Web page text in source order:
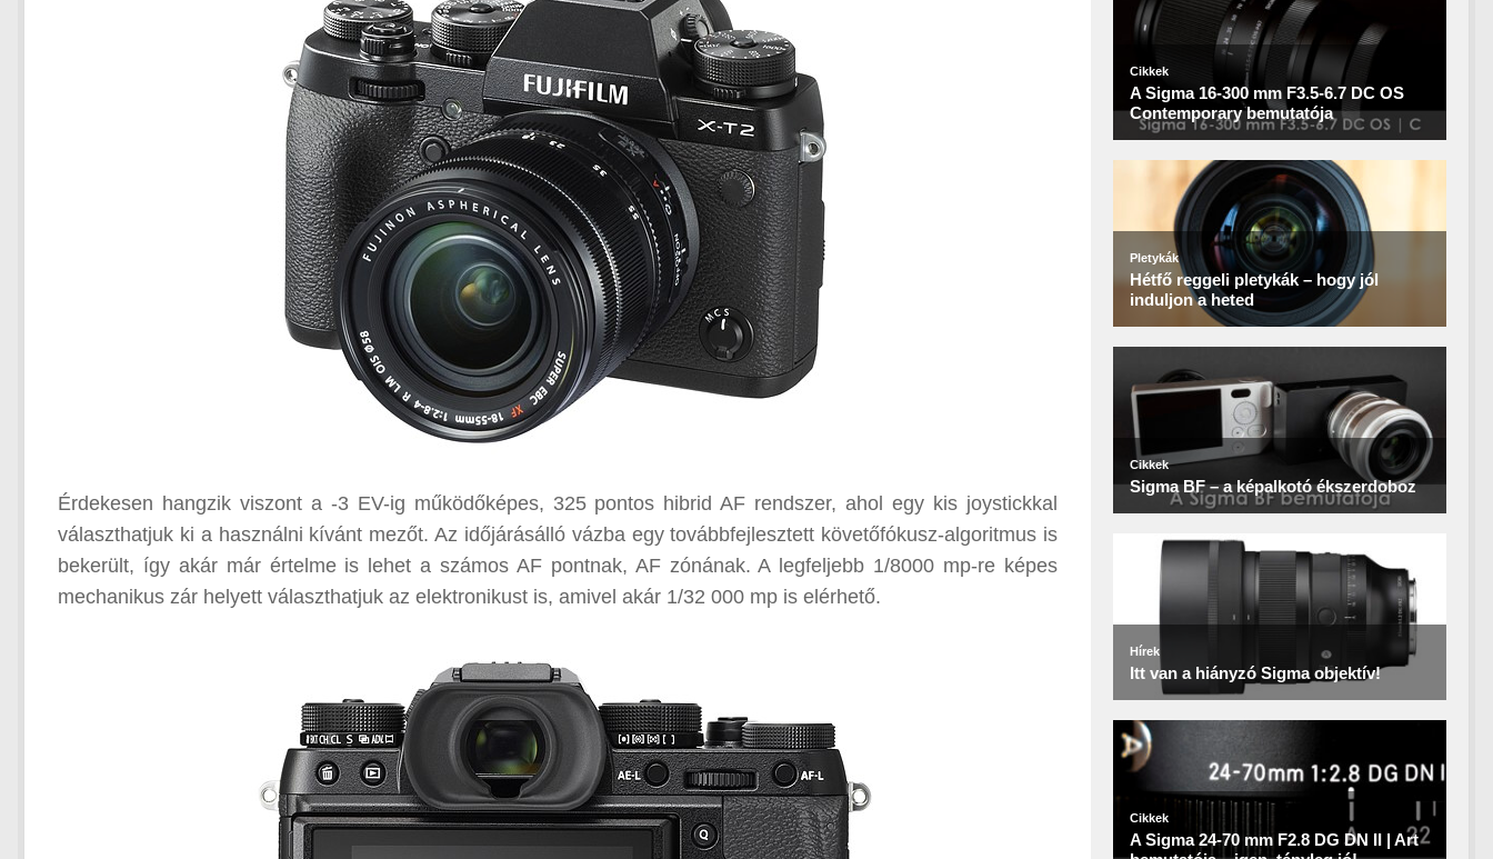
Érdekesen hangzik viszont a -3 EV-ig működőképes, 325 pontos hibrid AF rendszer, ahol egy kis joystickkal
választhatjuk ki a használni kívánt mezőt. Az időjárásálló vázba egy továbbfejlesztett követőfókusz-algoritmus is
bekerült, így akár már értelme is lehet a számos AF pontnak, AF zónának. A legfeljebb 1/8000 mp-re képes
mechanikus zár helyett választhatjuk az elektronikust is, amivel akár 1/32 000 mp is elérhető.